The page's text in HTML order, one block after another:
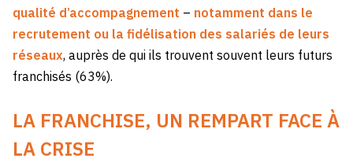
qualité d’accompagnement – notamment dans le
recrutement ou la fidélisation des salariés de leurs
réseaux, auprès de qui ils trouvent souvent leurs futurs
franchisés (63%).
LA FRANCHISE, UN REMPART FACE À
LA CRISE